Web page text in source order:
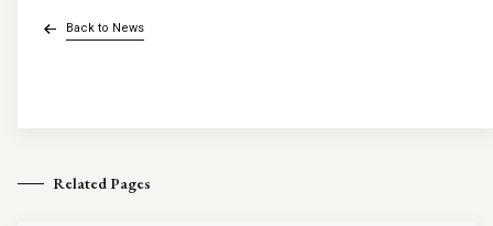
Back to News
Related Pages